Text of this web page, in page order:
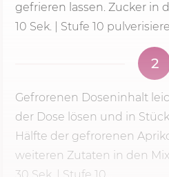
gefrieren lassen. Zucker in
10 Sek. | Stufe 10
2
Gefrorenen Doseninhalt
der Dose lösen und in
Hälfte der gefrorenen
weiteren Zutaten in den